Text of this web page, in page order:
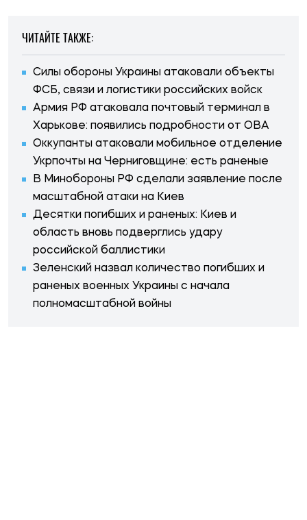
ЧИТАЙТЕ ТАКЖЕ:
Силы обороны Украины атаковали объекты
ФСБ, связи и логистики российских войск
Армия РФ атаковала почтовый терминал в
Харькове: появились подробности от ОВА
Оккупанты атаковали мобильное отделение
Укрпочты на Черниговщине: есть раненые
В Минобороны РФ сделали заявление после
масштабной атаки на Киев
Десятки погибших и раненых: Киев и
область вновь подверглись удару
российской баллистики
Зеленский назвал количество погибших и
раненых военных Украины с начала
полномасштабной войны